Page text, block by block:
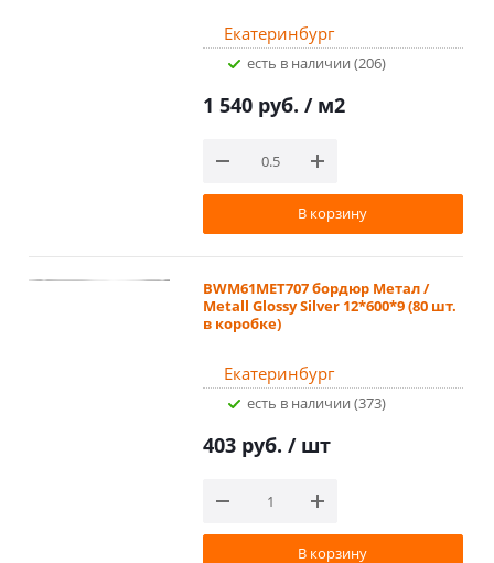
Екатеринбург
Есть в наличии (206)
1 540 руб. / м2
В корзину
BWM61MET707 бордюр Метал /
Metall Glossy Silver 12*600*9 (80 шт.
в коробке)
Екатеринбург
Есть в наличии (373)
403 руб. / шт
В корзину